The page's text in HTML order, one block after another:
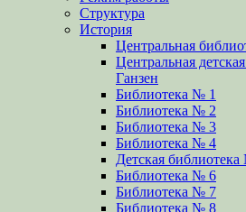
Структура
История
Центральная
Центральная
Ганзен
Библиотека № 1
Библиотека № 2
Библиотека № 3
Библиотека № 4
Детская
Библиотека № 6
Библиотека № 7
Библиотека № 8